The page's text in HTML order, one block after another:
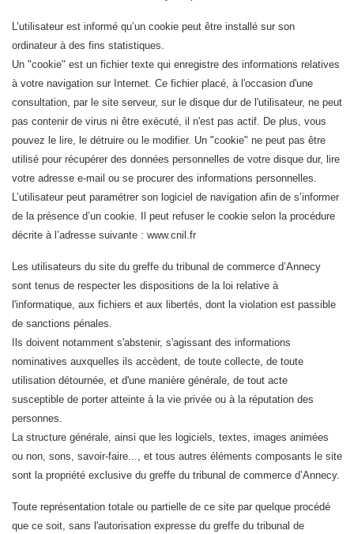
L’utilisateur est informé qu’un cookie peut être installé sur son
ordinateur à des fins statistiques.
Un "cookie" est un fichier texte qui enregistre des informations relatives
à votre navigation sur Internet. Ce fichier placé, à l'occasion d'une
consultation, par le site serveur, sur le disque dur de l'utilisateur, ne peut
pas contenir de virus ni être exécuté, il n'est pas actif. De plus, vous
pouvez le lire, le détruire ou le modifier. Un "cookie" ne peut pas être
utilisé pour récupérer des données personnelles de votre disque dur, lire
votre adresse e-mail ou se procurer des informations personnelles.
L’utilisateur peut paramétrer son logiciel de navigation afin de s’informer
de la présence d’un cookie. Il peut refuser le cookie selon la procédure
décrite à l’adresse suivante : www.cnil.fr
Les utilisateurs du site du greffe du tribunal de commerce d’Annecy
sont tenus de respecter les dispositions de la loi relative à
l'informatique, aux fichiers et aux libertés, dont la violation est passible
de sanctions pénales.
Ils doivent notamment s'abstenir, s'agissant des informations
nominatives auxquelles ils accèdent, de toute collecte, de toute
utilisation détournée, et d'une manière générale, de tout acte
susceptible de porter atteinte à la vie privée ou à la réputation des
personnes.
La structure générale, ainsi que les logiciels, textes, images animées
ou non, sons, savoir-faire..., et tous autres éléments composants le site
sont la propriété exclusive du greffe du tribunal de commerce d’Annecy.
Toute représentation totale ou partielle de ce site par quelque procédé
que ce soit, sans l'autorisation expresse du greffe du tribunal de